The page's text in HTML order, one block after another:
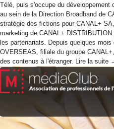
Télé, puis s'occupe du développement
au sein de la Direction Broadband de
stratégie des fictions pour CANAL+
marketing de CANAL+
les partenariats. Depuis quelques
OVERSEAS, filiale du groupe
des contenus à l'étranger. Lire la suite